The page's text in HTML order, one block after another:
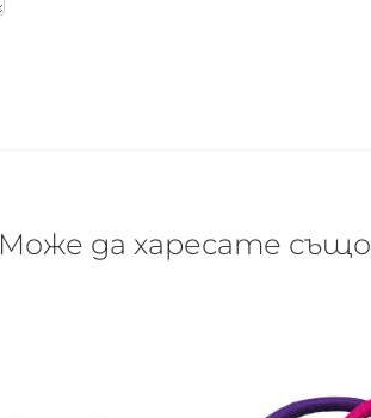
Може да харесате също